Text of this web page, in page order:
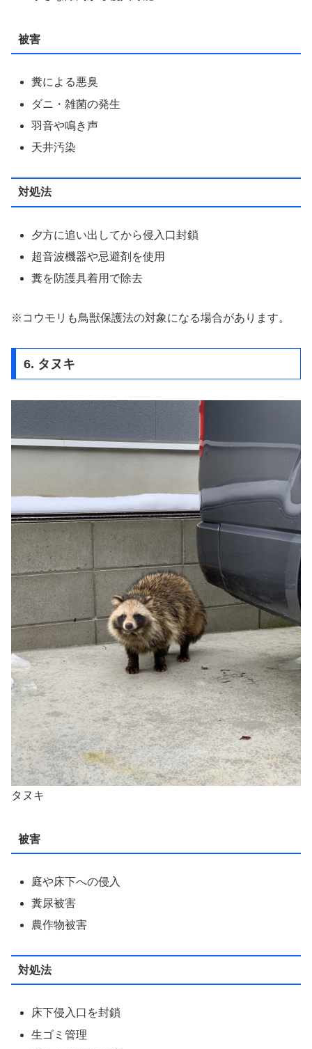
被害
糞による悪臭
ダニ・雑菌の発生
羽音や鳴き声
天井汚染
対処法
夕方に追い出してから侵入口封鎖
超音波機器や忌避剤を使用
糞を防護具着用で除去
※コウモリも鳥獣保護法の対象になる場合があります。
6. タヌキ
タヌキ
被害
庭や床下への侵入
糞尿被害
農作物被害
対処法
床下侵入口を封鎖
生ゴミ管理